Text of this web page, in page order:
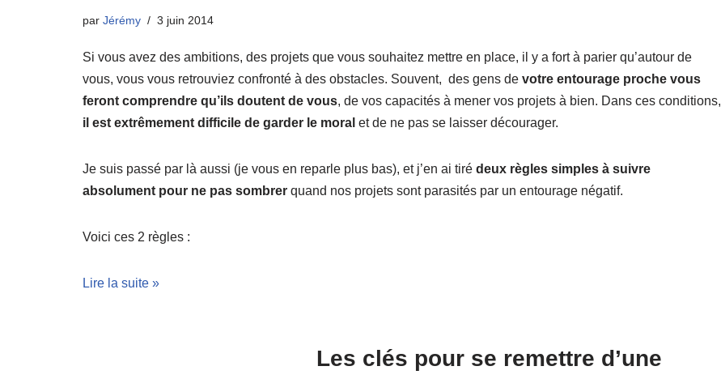
par Jérémy 3 juin 2014
Si vous avez des ambitions, des projets que vous souhaitez mettre en place, il y a fort à parier qu’autour de
vous, vous vous retrouviez confronté à des obstacles. Souvent, des gens de votre entourage proche vous
feront comprendre qu’ils doutent de vous, de vos capacités à mener vos projets à bien. Dans ces conditions,
il est extrêmement difficile de garder le moral et de ne pas se laisser décourager.
Je suis passé par là aussi (je vous en reparle plus bas), et j’en ai tiré deux règles simples à suivre
absolument pour ne pas sombrer quand nos projets sont parasités par un entourage négatif.
Voici ces 2 règles :
Lire la suite »
Les clés pour se remettre d’une